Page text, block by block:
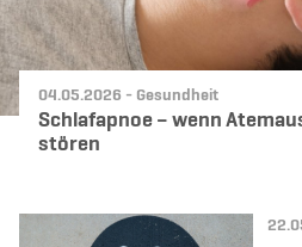
Datum:
04.05.2026 - Kategorie:
Gesundheit
Schlafapnoe – wenn
stören